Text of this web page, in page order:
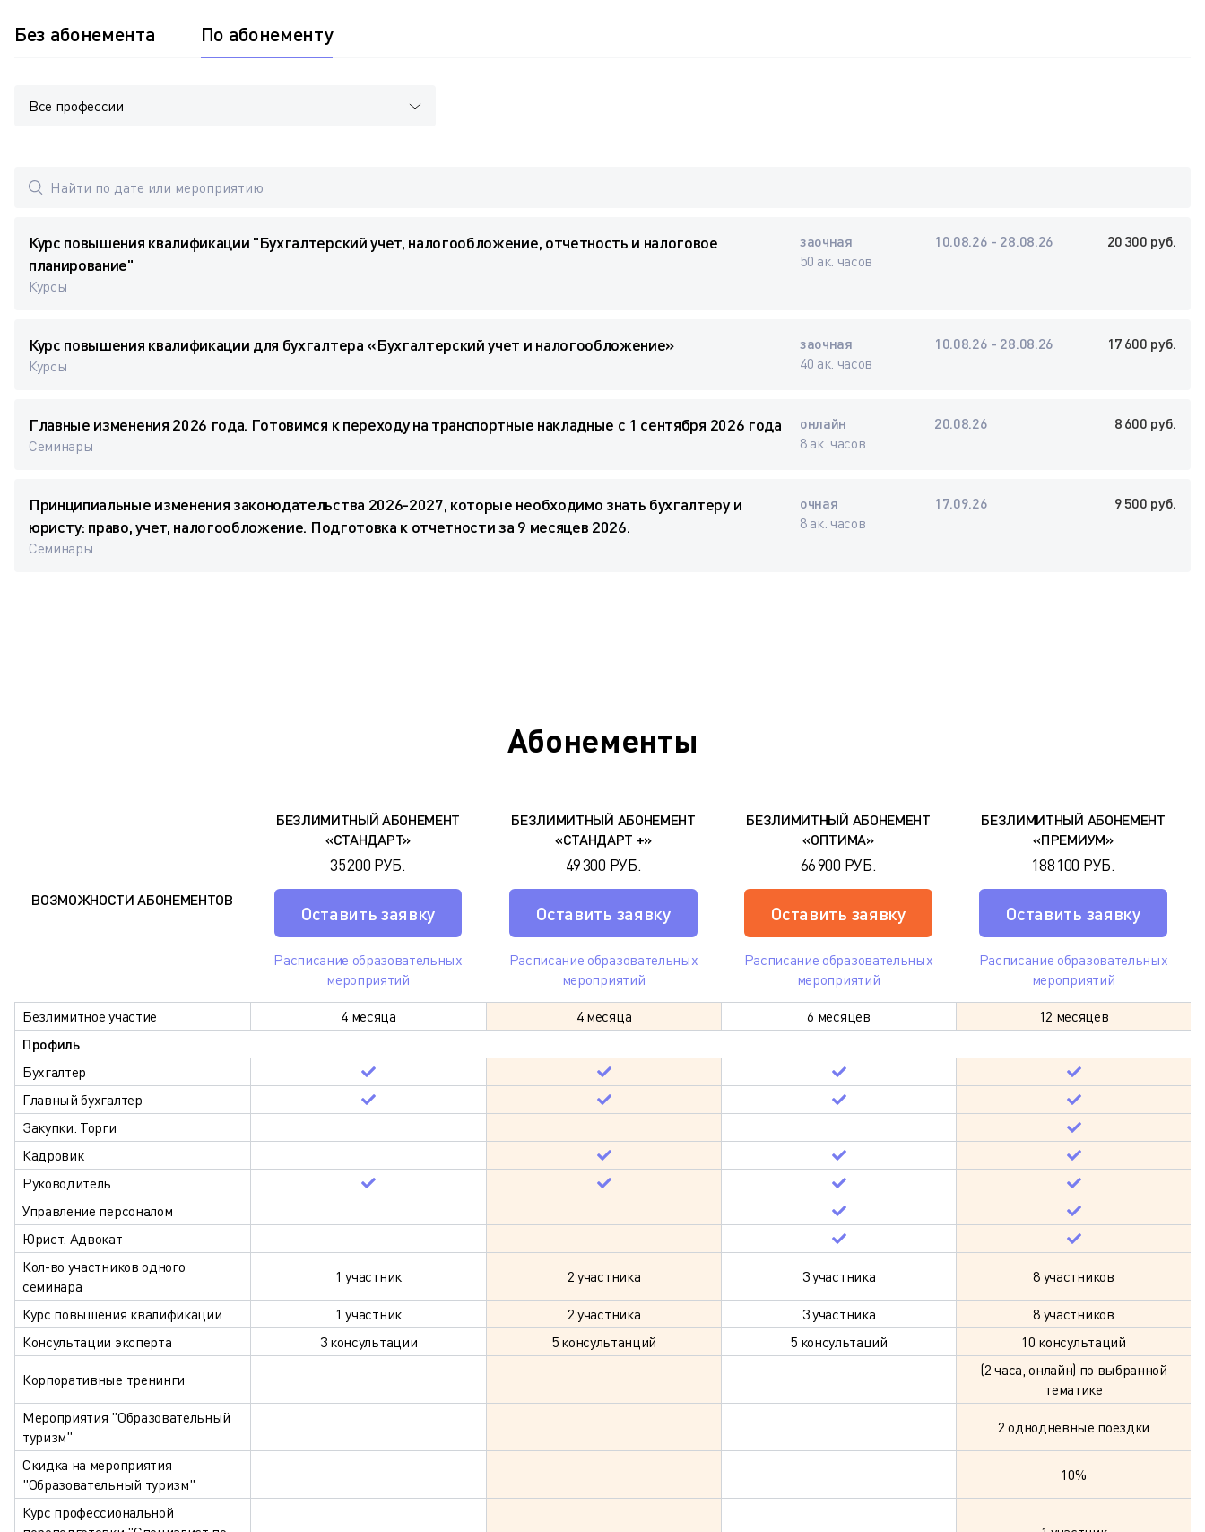
Без абонемента По абонементу
Все профессии
Курс повышения квалификации "Бухгалтерский учет, налогообложение, отчетность и налоговое
планирование"
Курсы
заочная
50 ак. часов
10.08.26 - 28.08.26 20 300 руб.
Курс повышения квалификации для бухгалтера «Бухгалтерский учет и налогообложение»
Курсы
заочная
40 ак. часов
10.08.26 - 28.08.26 17 600 руб.
Главные изменения 2026 года. Готовимся к переходу на транспортные накладные с 1 сентября 2026 года
Семинары
онлайн
8 ак. часов
20.08.26 8 600 руб.
Принципиальные изменения законодательства 2026-2027, которые необходимо знать бухгалтеру и
юристу: право, учет, налогообложение. Подготовка к отчетности за 9 месяцев 2026.
Семинары
очная
8 ак. часов
17.09.26 9 500 руб.
Абонементы
ВОЗМОЖНОСТИ АБОНЕМЕНТОВ
БЕЗЛИМИТНЫЙ АБОНЕМЕНТ
«СТАНДАРТ»
35 200 РУБ.
Оставить заявку
Расписание образовательных
мероприятий
БЕЗЛИМИТНЫЙ АБОНЕМЕНТ
«СТАНДАРТ +»
49 300 РУБ.
Оставить заявку
Расписание образовательных
мероприятий
БЕЗЛИМИТНЫЙ АБОНЕМЕНТ
«ОПТИМА»
66 900 РУБ.
Оставить заявку
Расписание образовательных
мероприятий
БЕЗЛИМИТНЫЙ АБОНЕМЕНТ
«ПРЕМИУМ»
188 100 РУБ.
Оставить заявку
Расписание образовательных
мероприятий
Безлимитное участие 4 месяца 4 месяца 6 месяцев 12 месяцев
Профиль
Бухгалтер
Главный бухгалтер
Закупки. Торги
Кадровик
Руководитель
Управление персоналом
Юрист. Адвокат
Кол-во участников одного
семинара
1 участник 2 участника 3 участника 8 участников
Курс повышения квалификации 1 участник 2 участника 3 участника
8 участников
Консультации эксперта
3 консультации 5 консультанций 5 консультаций 10 консультаций
Корпоративные тренинги
(2 часа, онлайн) по выбранной
тематике
Мероприятия "Образовательный
туризм"
2 однодневные поездки
Скидка на мероприятия
"Образовательный туризм"
10%
Курс профессиональной